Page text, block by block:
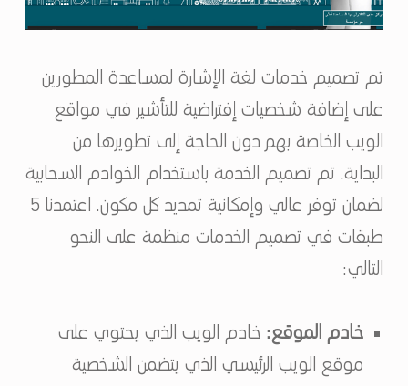
تم تصميم خدمات لغة الإشارة لمساعدة المطورين
على إضافة شخصيات إفتراضية للتأشير في مواقع
الويب الخاصة بهم دون الحاجة إلى تطويرها من
البداية. تم تصميم الخدمة باستخدام الخوادم السحابية
لضمان توفر عالي وإمكانية تمديد كل مكون. اعتمدنا 5
طبقات في تصميم الخدمات منظمة على النحو
التالي:
خادم الموقع: خادم الويب الذي يحتوي على
موقع الويب الرئيسي الذي يتضمن الشخصية